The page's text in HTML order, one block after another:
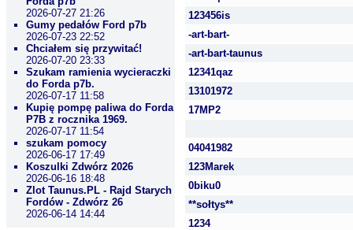
2026-07-27 21:26
Gumy pedałów Ford p7b
2026-07-23 22:52
Chciałem się przywitać!
2026-07-20 23:33
Szukam ramienia wycieraczki
do Forda p7b.
2026-07-17 11:58
Kupię pompę paliwa do Forda
P7B z rocznika 1969.
2026-07-17 11:54
szukam pomocy
2026-06-17 17:49
Koszulki Zdwórz 2026
2026-06-16 18:48
Zlot Taunus.PL - Rajd Starych
Fordów - Zdwórz 26
2026-06-14 14:44
123456is
-art-bart-
-art-bart-taunus
12341qaz
13101972
17MP2
04041982
123Marek
0biku0
**sołtys**
1234